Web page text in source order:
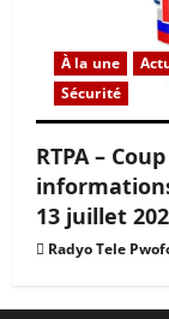
À la une
Sécurité
RTPA –
13 juillet
Radyo Tele